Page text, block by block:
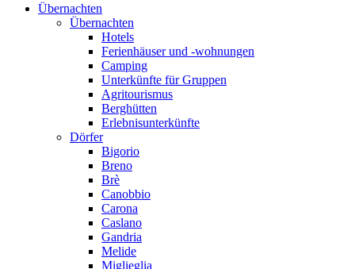
Übernachten
Übernachten
Hotels
Ferienhäuser und -wohnungen
Camping
Unterkünfte für Gruppen
Agritourismus
Berghütten
Erlebnisunterkünfte
Dörfer
Bigorio
Breno
Brè
Canobbio
Carona
Caslano
Gandria
Melide
Miglieglia